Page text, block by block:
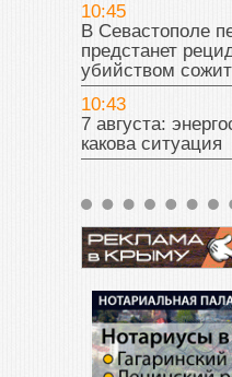
10:45
В Севастополе
предстанет
убийством
10:43
7 августа:
какова ситуация